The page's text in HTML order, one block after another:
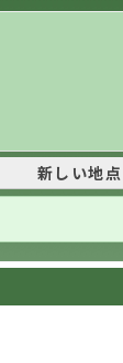
新しい地点